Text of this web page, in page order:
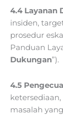
4.4 Layanan
insiden,
prosedur
Panduan
Dukungan”).
4.5
masalah